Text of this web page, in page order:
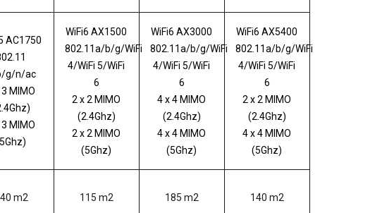
AC1750
g/n/ac
MIMO
MIMO
WiFi6 AX1500
802.11a/b/g/WiFi
4/WiFi 5/WiFi
6
2 x 2 MIMO
(2.4Ghz)
2 x 2 MIMO
(5Ghz)
WiFi6 AX3000
802.11a/b/g/WiFi
4/WiFi 5/WiFi
6
4 x 4 MIMO
(2.4Ghz)
4 x 4 MIMO
(5Ghz)
WiFi6 AX5400
802.11a/b/g/WiFi
4/WiFi 5/WiFi
6
2 x 2 MIMO
(2.4Ghz)
4 x 4 MIMO
(5Ghz)
m2 115 m2 185 m2 140 m2